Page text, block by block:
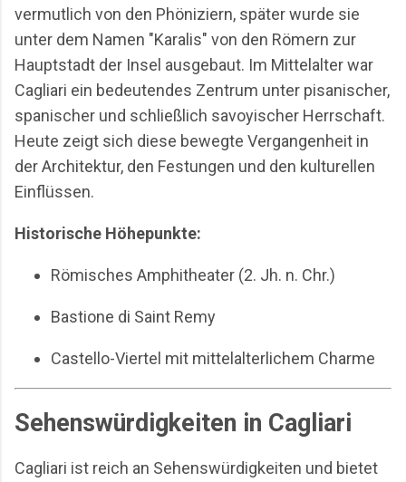
vermutlich von den Phöniziern, später wurde sie
unter dem Namen "Karalis" von den Römern zur
Hauptstadt der Insel ausgebaut. Im Mittelalter war
Cagliari ein bedeutendes Zentrum unter pisanischer,
spanischer und schließlich savoyischer Herrschaft.
Heute zeigt sich diese bewegte Vergangenheit in
der Architektur, den Festungen und den kulturellen
Einflüssen.
Historische Höhepunkte:
Römisches Amphitheater (2. Jh. n. Chr.)
Bastione di Saint Remy
Castello-Viertel mit mittelalterlichem Charme
Sehenswürdigkeiten in Cagliari
Cagliari ist reich an Sehenswürdigkeiten und bietet